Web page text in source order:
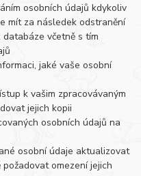
osobních údajů kdykoliv
mít za následek odstranění
včetně s tím
jaké vaše osobní
k vašim zpracovávaným
jejich kopii
osobních údajů na
osobní údaje aktualizovat
omezení jejich